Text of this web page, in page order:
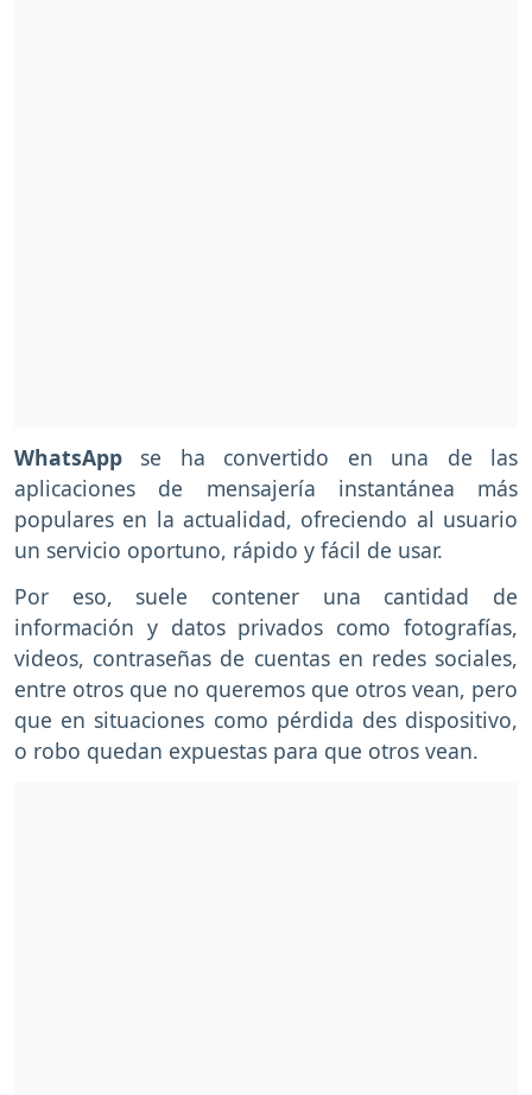
WhatsApp se ha convertido en una de las
aplicaciones de mensajería instantánea más
populares en la actualidad, ofreciendo al usuario
un servicio oportuno, rápido y fácil de usar.
Por eso, suele contener una cantidad de
información y datos privados como fotografías,
videos, contraseñas de cuentas en redes sociales,
entre otros que no queremos que otros vean, pero
que en situaciones como pérdida des dispositivo,
o robo quedan expuestas para que otros vean.